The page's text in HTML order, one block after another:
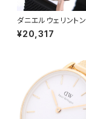
ダニエルウェリント
TITE ASHFIELD 36
DW00100307 レデ
¥20,317